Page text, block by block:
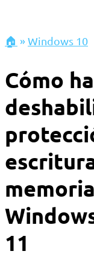
🏠 »Windows 10
Cómo
11